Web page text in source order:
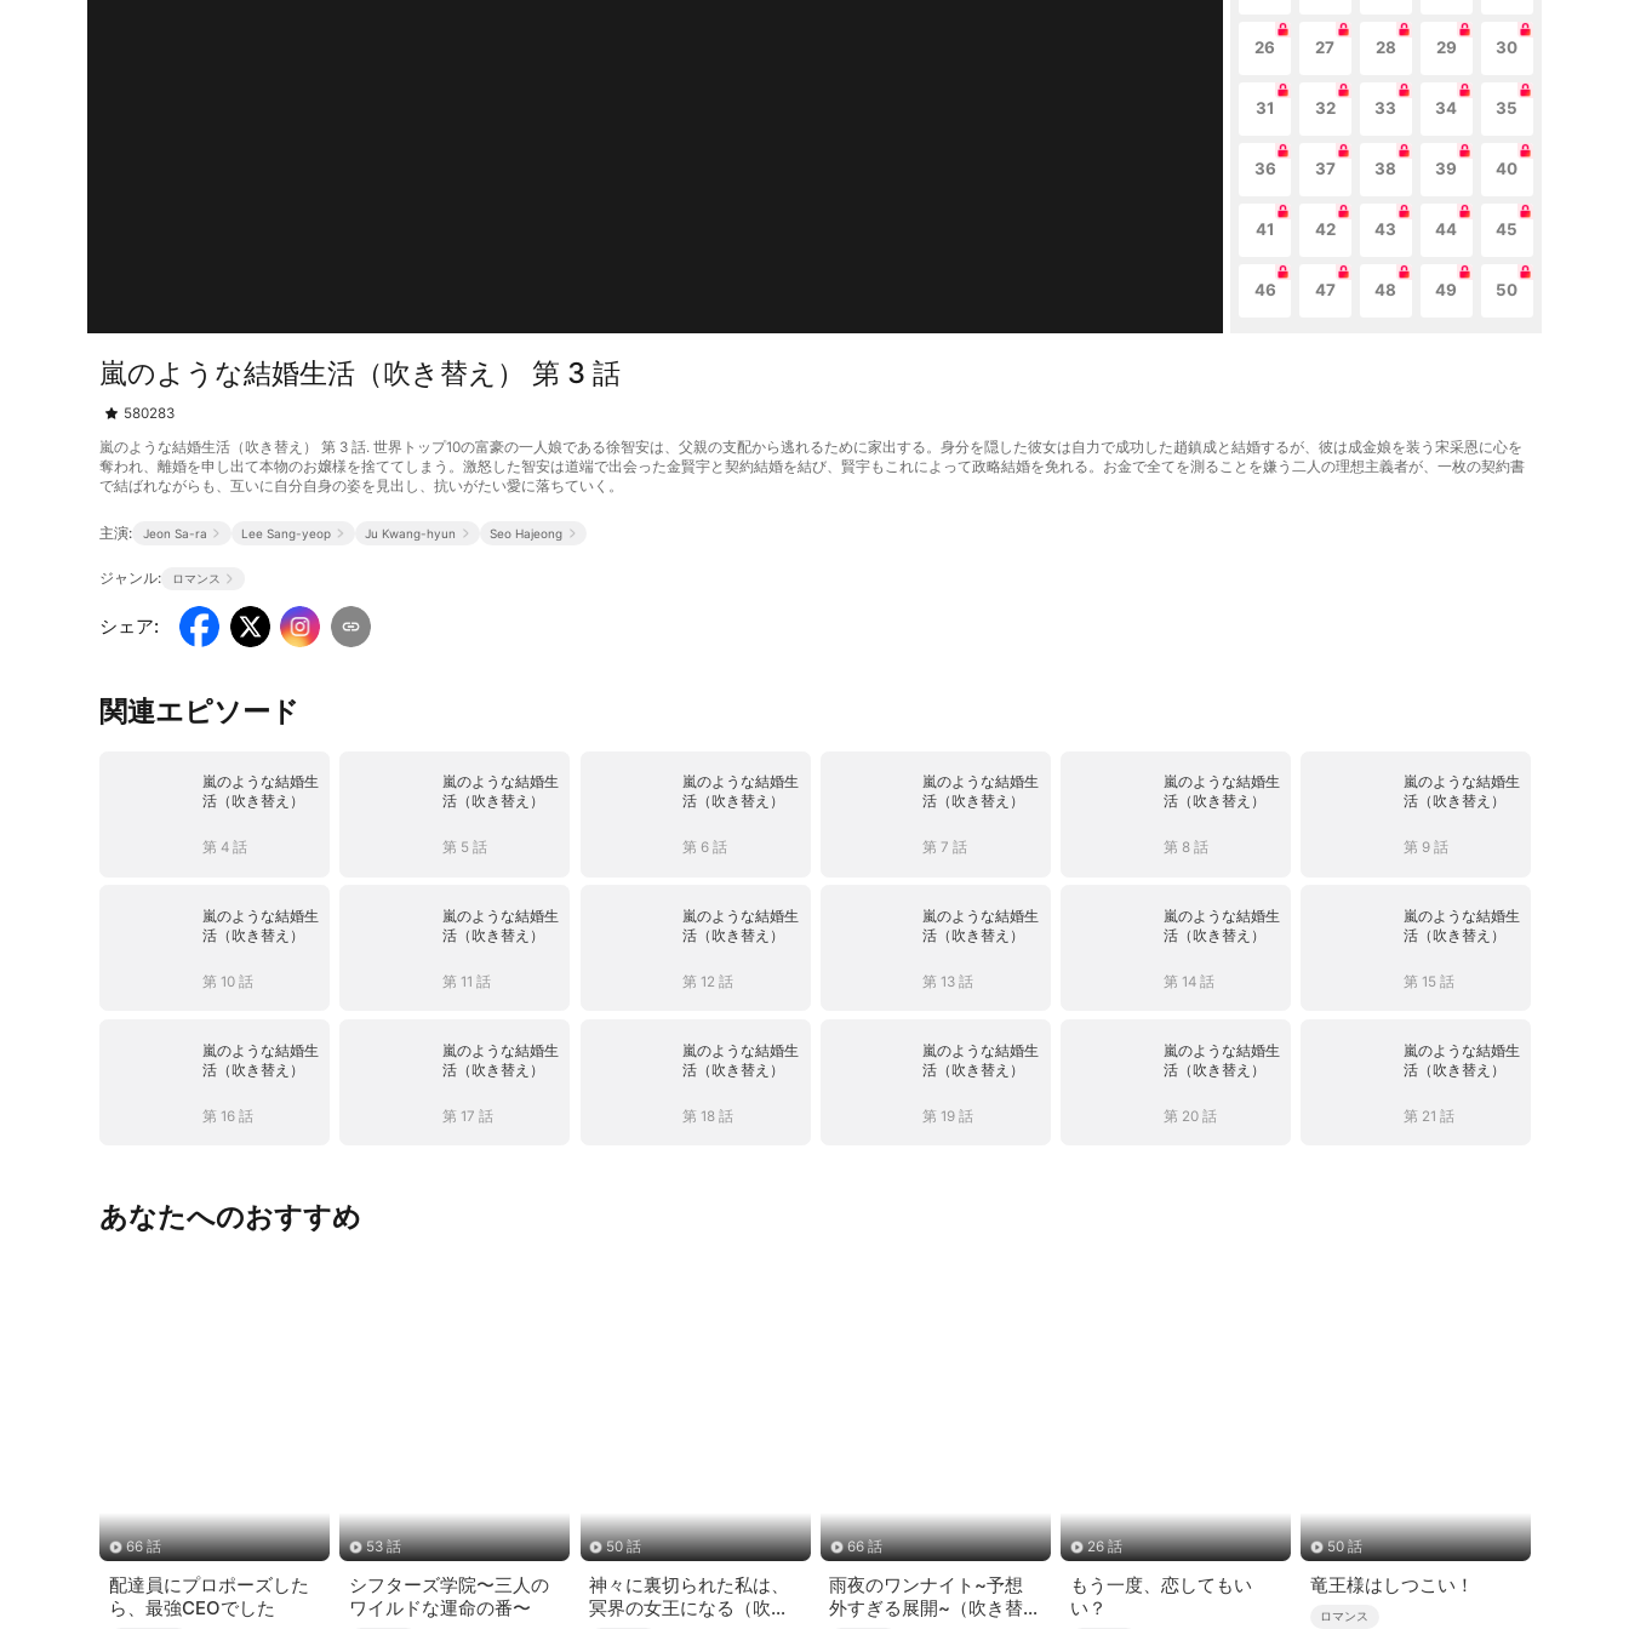
26 27 28 29 30
31 32 33 34 35
36 37 38 39 40
41 42 43 44 45
46 47 48 49 50
嵐のような結婚生活（吹き替え） 第 3 話
580283
嵐のような結婚生活（吹き替え） 第 3 話. 世界トップ10の富豪の一人娘である徐智安は、父親の支配から逃れるために家出する。身分を隠した彼女は自力で成功した趙鎮成と結婚するが、彼は成金娘を装う宋采恩に心を
奪われ、離婚を申し出て本物のお嬢様を捨ててしまう。激怒した智安は道端で出会った金賢宇と契約結婚を結び、賢宇もこれによって政略結婚を免れる。お金で全てを測ることを嫌う二人の理想主義者が、一枚の契約書
で結ばれながらも、互いに自分自身の姿を見出し、抗いがたい愛に落ちていく。
主演: Jeon Sa-ra Lee Sang-yeop Ju Kwang-hyun Seo Hajeong
ジャンル: ロマンス
シェア:
関連エピソード
嵐のような結婚生
活（吹き替え）
第 4 話
嵐のような結婚生
活（吹き替え）
第 5 話
嵐のような結婚生
活（吹き替え）
第 6 話
嵐のような結婚生
活（吹き替え）
第 7 話
嵐のような結婚生
活（吹き替え）
第 8 話
嵐のような結婚生
活（吹き替え）
第 9 話
嵐のような結婚生
活（吹き替え）
第 10 話
嵐のような結婚生
活（吹き替え）
第 11 話
嵐のような結婚生
活（吹き替え）
第 12 話
嵐のような結婚生
活（吹き替え）
第 13 話
嵐のような結婚生
活（吹き替え）
第 14 話
嵐のような結婚生
活（吹き替え）
第 15 話
嵐のような結婚生
活（吹き替え）
第 16 話
嵐のような結婚生
活（吹き替え）
第 17 話
嵐のような結婚生
活（吹き替え）
第 18 話
嵐のような結婚生
活（吹き替え）
第 19 話
嵐のような結婚生
活（吹き替え）
第 20 話
嵐のような結婚生
活（吹き替え）
第 21 話
あなたへのおすすめ
66 話
配達員にプロポーズした
ら、最強CEOでした
53 話
シフターズ学院〜三人の
ワイルドな運命の番〜
50 話
神々に裏切られた私は、
冥界の女王になる（吹き
66 話
雨夜のワンナイト~予想
外すぎる展開~（吹き替
26 話
もう一度、恋してもい
い？
50 話
竜王様はしつこい！
ロマンス